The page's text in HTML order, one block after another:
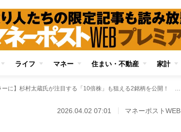
ライフ マネー 住まい・不動産 家計
【新著の投資本がベストセラーに】杉村太蔵氏が注目する「10倍株」も狙える2銘柄を公開！ 5年で2億円弱を稼いだ知識をもとに「AI＆宇宙関連ベンチャー」に着目する理由を解説
2026.04.02 07:01 マネーポストWEB